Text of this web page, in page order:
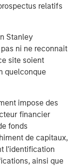
relatifs
Stanley
ni ne reconnait
site soient
quelconque
impose des
financier
fonds
de capitaux,
l'identification
ainsi que
investor support
Stanley
provides our
to address time-
Stanley’s
to help
growth to create
together with
than 1,300
and $1.4